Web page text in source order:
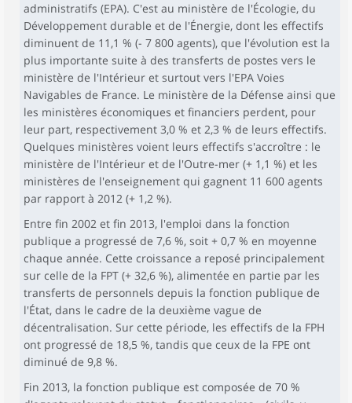
administratifs (EPA). C'est au ministère de l'Écologie, du
Développement durable et de l'Énergie, dont les effectifs
diminuent de 11,1 % (- 7 800 agents), que l'évolution est la
plus importante suite à des transferts de postes vers le
ministère de l'Intérieur et surtout vers l'EPA Voies
Navigables de France. Le ministère de la Défense ainsi que
les ministères économiques et financiers perdent, pour
leur part, respectivement 3,0 % et 2,3 % de leurs effectifs.
Quelques ministères voient leurs effectifs s'accroître : le
ministère de l'Intérieur et de l'Outre-mer (+ 1,1 %) et les
ministères de l'enseignement qui gagnent 11 600 agents
par rapport à 2012 (+ 1,2 %).
Entre fin 2002 et fin 2013, l'emploi dans la fonction
publique a progressé de 7,6 %, soit + 0,7 % en moyenne
chaque année. Cette croissance a reposé principalement
sur celle de la FPT (+ 32,6 %), alimentée en partie par les
transferts de personnels depuis la fonction publique de
l'État, dans le cadre de la deuxième vague de
décentralisation. Sur cette période, les effectifs de la FPH
ont progressé de 18,5 %, tandis que ceux de la FPE ont
diminué de 9,8 %.
Fin 2013, la fonction publique est composée de 70 %